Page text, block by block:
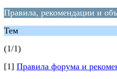
Правила, рекомендации и
Тем
(1/1)
[1] Правила форума и